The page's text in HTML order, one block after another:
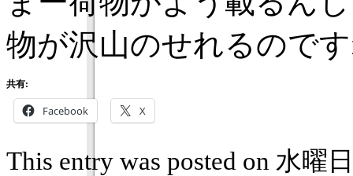
物が沢山のせれるので
共有:
Facebook X
This entry was posted on 水曜